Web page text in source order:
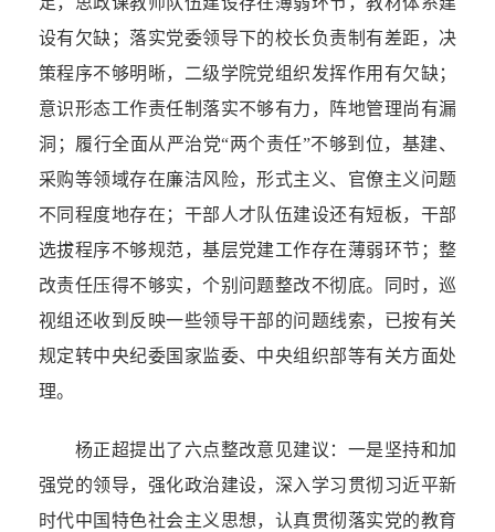
设有欠缺；落实党委领导下的校长负责制有差距，决
策程序不够明晰，二级学院党组织发挥作用有欠缺；
意识形态工作责任制落实不够有力，阵地管理尚有漏
洞；履行全面从严治党“两个责任”不够到位，基建、
采购等领域存在廉洁风险，形式主义、官僚主义问题
不同程度地存在；干部人才队伍建设还有短板，干部
选拔程序不够规范，基层党建工作存在薄弱环节；整
改责任压得不够实，个别问题整改不彻底。同时，巡
视组还收到反映一些领导干部的问题线索，已按有关
规定转中央纪委国家监委、中央组织部等有关方面处
理。
杨正超提出了六点整改意见建议：一是坚持和加
强党的领导，强化政治建设，深入学习贯彻习近平新
时代中国特色社会主义思想，认真贯彻落实党的教育